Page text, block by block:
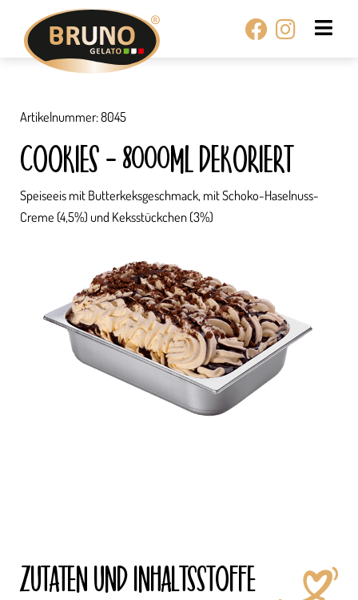
Inhalt
springen
Facebook
Artikelnummer: 8045
COOKIES – 8000ML DEKORIERT
Speiseeis mit Butterkeksgeschmack, mit Schoko-Haselnuss-
Creme (4,5%) und Keksstückchen (3%)
ZUTATEN UND INHALTS­STOFFE